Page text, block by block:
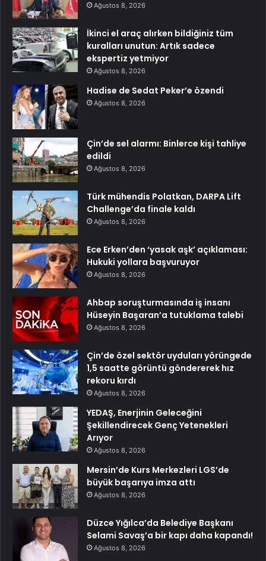
Ağustos 8, 2026
İkinci el araç alırken bildiğiniz tüm
kuralları unutun: Artık sadece
ekspertiz yetmiyor
Ağustos 8, 2026
Hadise de Sedat Peker’e özendi
Ağustos 8, 2026
Çin’de sel alarmı: Binlerce kişi tahliye
edildi
Ağustos 8, 2026
Türk mühendis Polatkan, DARPA Lift
Challenge’da finale kaldı
Ağustos 8, 2026
Ece Erken’den ‘yasak aşk’ açıklaması:
Hukuki yollara başvuruyor
Ağustos 8, 2026
Ahbap soruşturmasında iş insanı
Hüseyin Başaran’a tutuklama talebi
Ağustos 8, 2026
Çin’de özel sektör uyduları yörüngede
1,5 saatte görüntü göndererek hız
rekoru kırdı
Ağustos 8, 2026
YEDAŞ, Enerjinin Geleceğini
Şekillendirecek Genç Yetenekleri
Arıyor
Ağustos 8, 2026
Mersin’de Kurs Merkezleri LGS’de
büyük başarıya imza attı
Ağustos 8, 2026
Düzce Yığılca’da Belediye Başkanı
Selami Savaş’a bir kapı daha kapandı!
Ağustos 8, 2026